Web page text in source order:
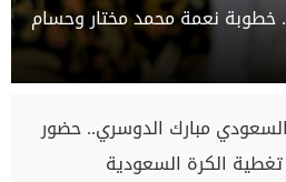
خطوبة نعمة محمد مختار وحسام
السعودي مبارك الدوسري.. حضور
الكرة السعودية